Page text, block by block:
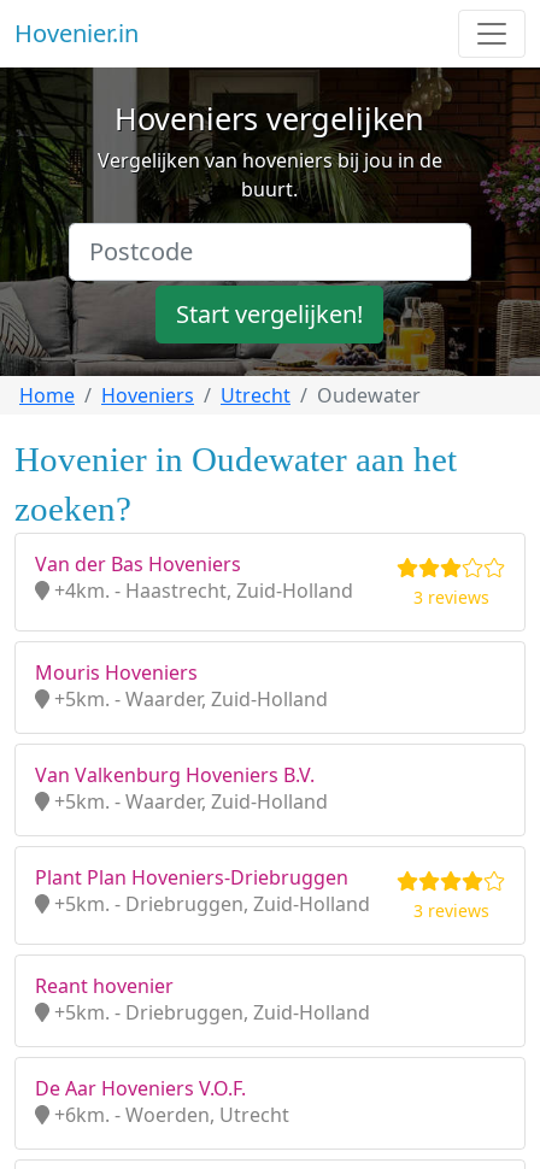
Hovenier.in
Hoveniers vergelijken
Vergelijken van hoveniers bij jou in de
buurt.
Start vergelijken!
Home Hoveniers Utrecht Oudewater
Hovenier in Oudewater aan het
zoeken?
Van der Bas Hoveniers
+4km. - Haastrecht, Zuid-Holland
3 reviews
Mouris Hoveniers
+5km. - Waarder, Zuid-Holland
Van Valkenburg Hoveniers B.V.
+5km. - Waarder, Zuid-Holland
Plant Plan Hoveniers-Driebruggen
+5km. - Driebruggen, Zuid-Holland
3 reviews
Reant hovenier
+5km. - Driebruggen, Zuid-Holland
De Aar Hoveniers V.O.F.
+6km. - Woerden, Utrecht